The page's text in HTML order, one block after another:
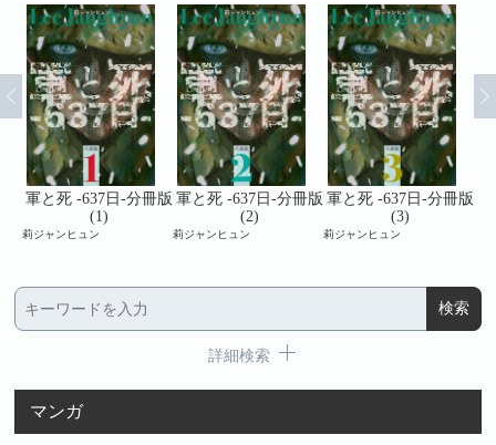
軍と死 -637日-分冊版
(1)
莉ジャンヒュン
軍と死 -637日-分冊版
(2)
莉ジャンヒュン
軍と死 -637日-分冊版
(3)
莉ジャンヒュン
詳細検索
マンガ